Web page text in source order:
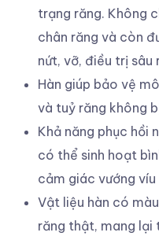
trạng răng. Không
chân răng và còn
nứt, vỡ, điều trị sâu
Hàn giúp bảo vệ
và tuỷ răng không
Khả năng phục hồi
có thể sinh hoạt
cảm giác vướng
Vật liệu hàn có
răng thật, mang lại